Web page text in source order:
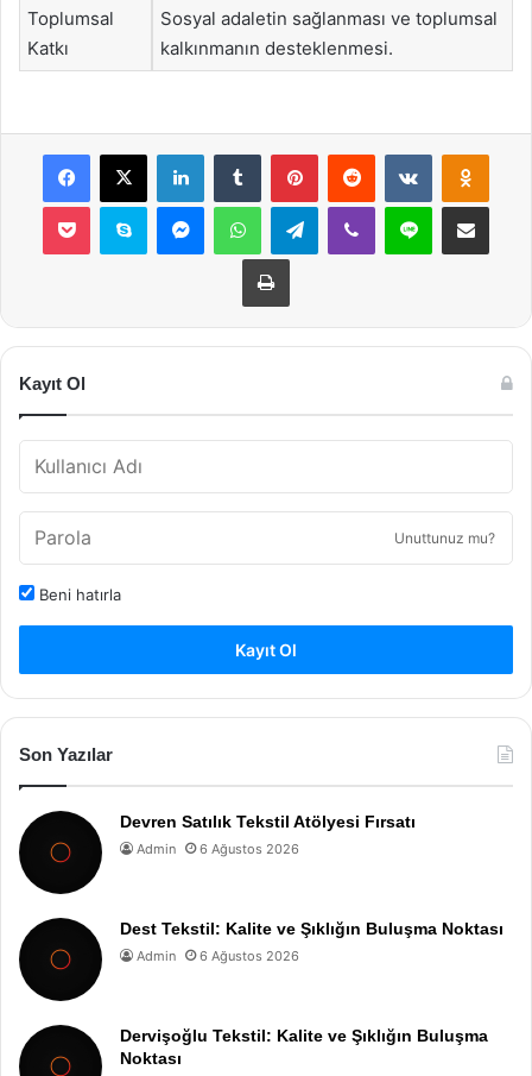
Toplumsal
Katkı
Sosyal adaletin sağlanması ve toplumsal
kalkınmanın desteklenmesi.
Facebook
X LinkedInTumblr PinterestReddit VKontakte
Pocket Skype MessengerWhatsAppTelegramViber Line E-Posta ile
Yazdır
Kayıt Ol
Unuttunuz mu?
Beni hatırla
Kayıt Ol
Son Yazılar
Devren Satılık Tekstil Atölyesi Fırsatı
Admin 6 Ağustos 2026
Dest Tekstil: Kalite ve Şıklığın Buluşma Noktası
Admin 6 Ağustos 2026
Dervişoğlu Tekstil: Kalite ve Şıklığın Buluşma
Noktası